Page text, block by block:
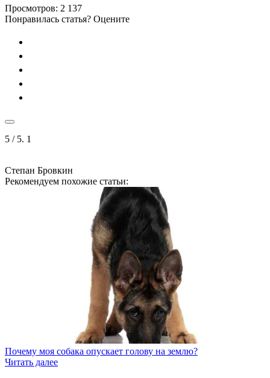
Просмотров: 2 137
Понравилась статья? Оцените
5 / 5. 1
Степан Бровкин
Рекомендуем похожие статьи:
Почему моя собака опускает голову на землю?
Читать далее